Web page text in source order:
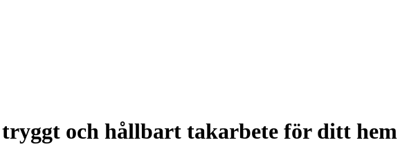
och hållbart takarbete för ditt hem